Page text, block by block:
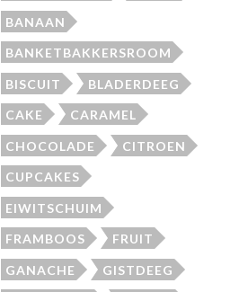
BANAAN
BANKETBAKKERSROOM
BISCUIT BLADERDEEG
CAKE CARAMEL
CHOCOLADE CITROEN
CUPCAKES
EIWITSCHUIM
FRAMBOOS FRUIT
GANACHE GISTDEEG